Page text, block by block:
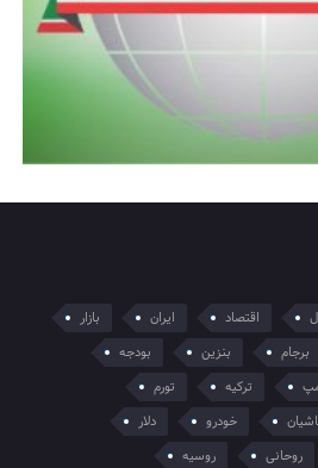
اقتصاد ایران
بازار
برجام بنزین
بودجه
ترکیه
تورم
خودرو
دلار
روحانی روسیه